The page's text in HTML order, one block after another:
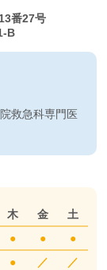
番27号
B
救急科専門医
木 金
土
● ●
●
● ／ ／